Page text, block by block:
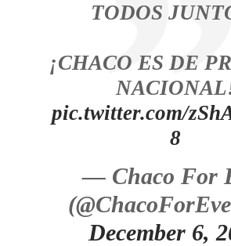
TODOS
¡CHACO ES DE
pic.twitter.com/
8
— Chaco For
December 6,